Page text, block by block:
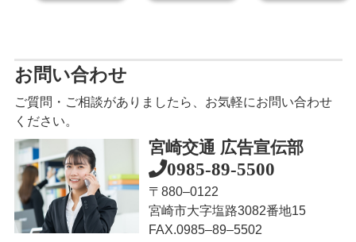
お問い合わせ
ご質問・ご相談がありましたら、お気軽にお問い合わせ
ください。
宮崎交通 広告宣伝部
0985-89-5500
〒880‒0122
宮崎市大字塩路3082番地15
FAX.0985‒89‒5502